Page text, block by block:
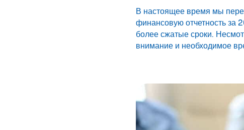
В настоящее время мы
финансовую отчетность за
более сжатые сроки.
внимание и необходимое